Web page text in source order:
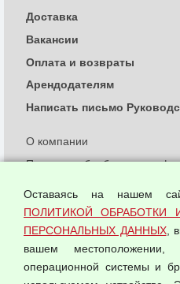
О компании
Политика обработки и
Согласием на обработку
Оферта оптовой купли-
Публичная оферта
Доставка
Вакансии
Оплата и возвраты
Арендодателям
Написать письмо
Оставаясь на нашем
ПОЛИТИКОЙ ОБРАБОТКИ
ПЕРСОНАЛЬНЫХ ДАННЫХ,
вашем
операционной системы и